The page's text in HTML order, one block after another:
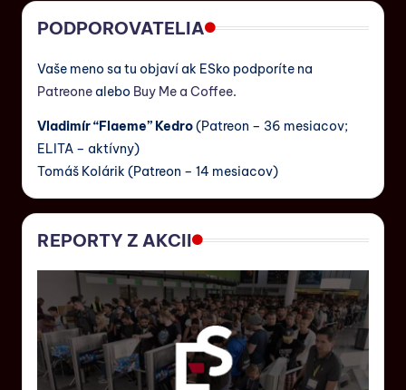
PODPOROVATELIA
Vaše meno sa tu objaví ak ESko podporíte na
Patreone alebo Buy Me a Coffee.
Vladimír “Flaeme” Kedro(Patreon – 36 mesiacov;
ELITA – aktívny)
Tomáš Kolárik (Patreon – 14 mesiacov)
REPORTY Z AKCII